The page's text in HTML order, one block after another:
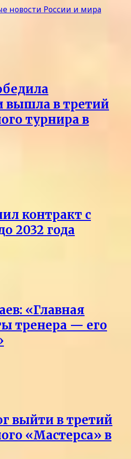
вышла в третий
турнира в
контракт с
2032 года
«Главная
тренера — его
выйти в третий
«Мастерса» в